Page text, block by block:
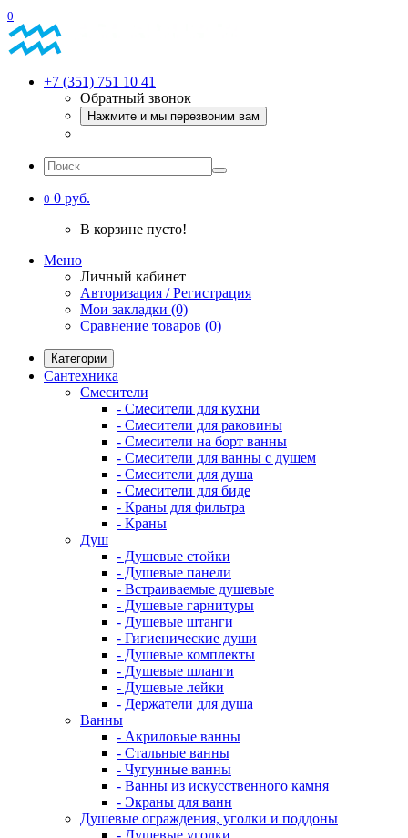
0
+7 (351) 751 10 41
Обратный звонок
Нажмите и мы перезвоним вам
0 0 руб.
В корзине пусто!
Меню
Личный кабинет
Авторизация / Регистрация
Мои закладки (0)
Сравнение товаров (0)
Категории
Сантехника
Смесители
- Смесители для кухни
- Смесители для раковины
- Смесители на борт ванны
- Смесители для ванны с душем
- Смесители для душа
- Смесители для биде
- Краны для фильтра
- Краны
Душ
- Душевые стойки
- Душевые панели
- Встраиваемые душевые
- Душевые гарнитуры
- Душевые штанги
- Гигиенические души
- Душевые комплекты
- Душевые шланги
- Душевые лейки
- Держатели для душа
Ванны
- Акриловые ванны
- Стальные ванны
- Чугунные ванны
- Ванны из искусственного камня
- Экраны для ванн
Душевые ограждения, уголки и поддоны
- Душевые уголки